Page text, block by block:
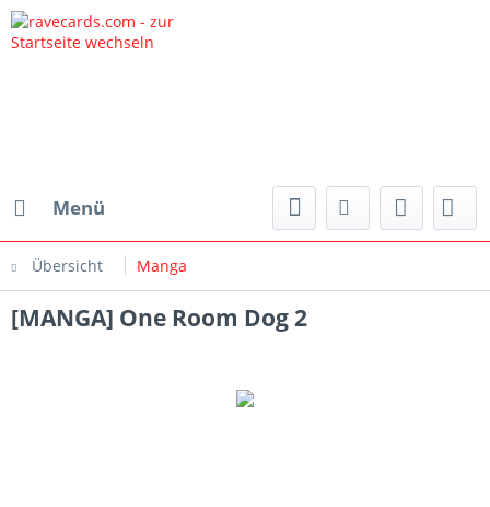
Menü
Übersicht Manga
[MANGA] One Room Dog 2